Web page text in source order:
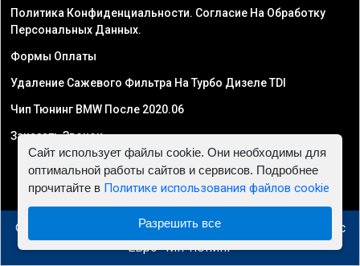
Политика Конфиденциальности. Согласие На Обработку
Персональных Данных.
Формы Оплаты
Удаление Сажевого Фильтра На Турбо Дизеле TDI
Чип Тюнинг BMW После 2020.06
Заказать Звонок
© 2010 - 2026 Чип тюнинг в Узбекистане - Автосервис
"Евро Чип Тюнинг"
Сайт использует файлы cookie. Они необходимы для
оптимальной работы сайтов и сервисов. Подробнее
прочитайте в Политике использования файлов cookie
Разрешить все